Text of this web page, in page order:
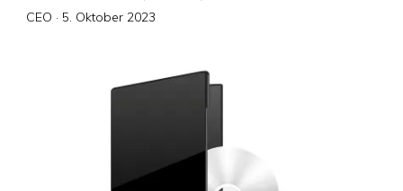
CEO · Veröffentlicht
5. Oktober 2023